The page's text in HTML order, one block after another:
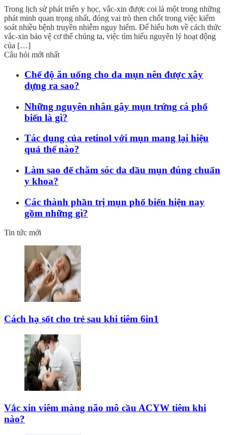
Trong lịch sử phát triển y học, vắc-xin được coi là một trong những
phát minh quan trọng nhất, đóng vai trò then chốt trong việc kiểm
soát nhiều bệnh truyền nhiễm nguy hiểm. Để hiểu hơn về cách thức
vắc-xin bảo vệ cơ thể chúng ta, việc tìm hiểu nguyên lý hoạt động
của […]
Câu hỏi mới nhất
Chế độ ăn uống cho da mụn nên được xây
dựng ra sao?
Những nguyên nhân gây mụn trứng cá phổ
biến là gì?
Tác dụng của retinol với mụn mang lại hiệu
quả thế nào?
Làm sao để chăm sóc da dầu mụn đúng chuẩn
y khoa?
Các thành phần trị mụn phổ biến hiện nay
gồm những gì?
Tin tức mới
Cách hạ sốt cho trẻ sau khi tiêm 6in1
Vắc xin viêm màng não mô cầu ACYW tiêm khi
nào?